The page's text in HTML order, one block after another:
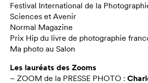
Festival International de la
Sciences et Avenir
Normal Magazine
Prix Hip du livre de photographie
Ma photo au Salon
Les lauréats des Zooms
– ZOOM de la PRESSE PHOTO :